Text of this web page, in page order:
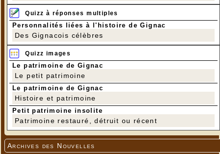
Quizz à réponses multiples
Personnalités liées à l'histoire de Gignac
Des Gignacois célèbres
Quizz images
Le patrimoine de Gignac
Le petit patrimoine
Le patrimoine de Gignac
Histoire et patrimoine
Petit patrimoine insolite
Patrimoine restauré, détruit ou récent
Archives des Nouvelles